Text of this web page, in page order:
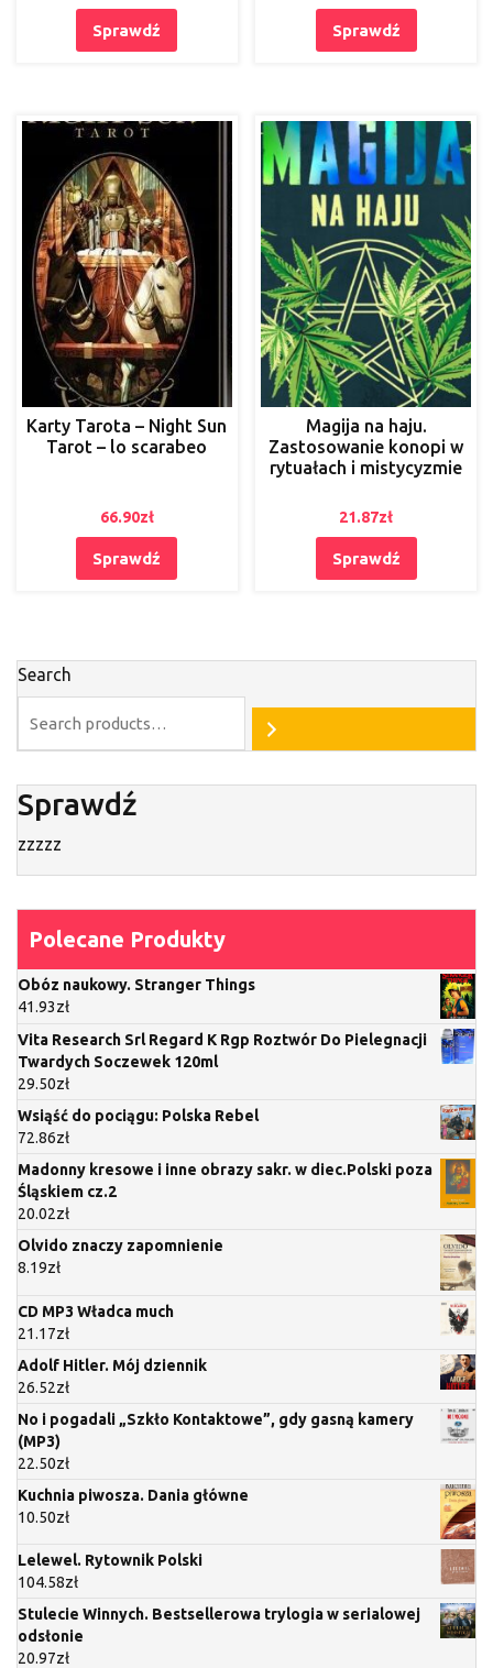
Sprawdź Sprawdź
Karty Tarota – Night Sun
Tarot – lo scarabeo
66.90zł
Sprawdź
Magija na haju.
Zastosowanie konopi w
rytuałach i mistycyzmie
21.87zł
Sprawdź
Search
Sprawdź
zzzzz
Polecane Produkty
Obóz naukowy. Stranger Things
41.93zł
Vita Research Srl Regard K Rgp Roztwór Do Pielegnacji
Twardych Soczewek 120ml
29.50zł
Wsiąść do pociągu: Polska Rebel
72.86zł
Madonny kresowe i inne obrazy sakr. w diec.Polski poza
Śląskiem cz.2
20.02zł
Olvido znaczy zapomnienie
8.19zł
CD MP3 Władca much
21.17zł
Adolf Hitler. Mój dziennik
26.52zł
No i pogadali „Szkło Kontaktowe”, gdy gasną kamery
(MP3)
22.50zł
Kuchnia piwosza. Dania główne
10.50zł
Lelewel. Rytownik Polski
104.58zł
Stulecie Winnych. Bestsellerowa trylogia w serialowej
odsłonie
20.97zł